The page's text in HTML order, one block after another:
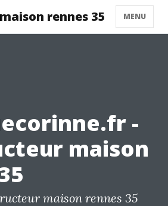
rennes 35 MENU
-
maison
maison rennes 35